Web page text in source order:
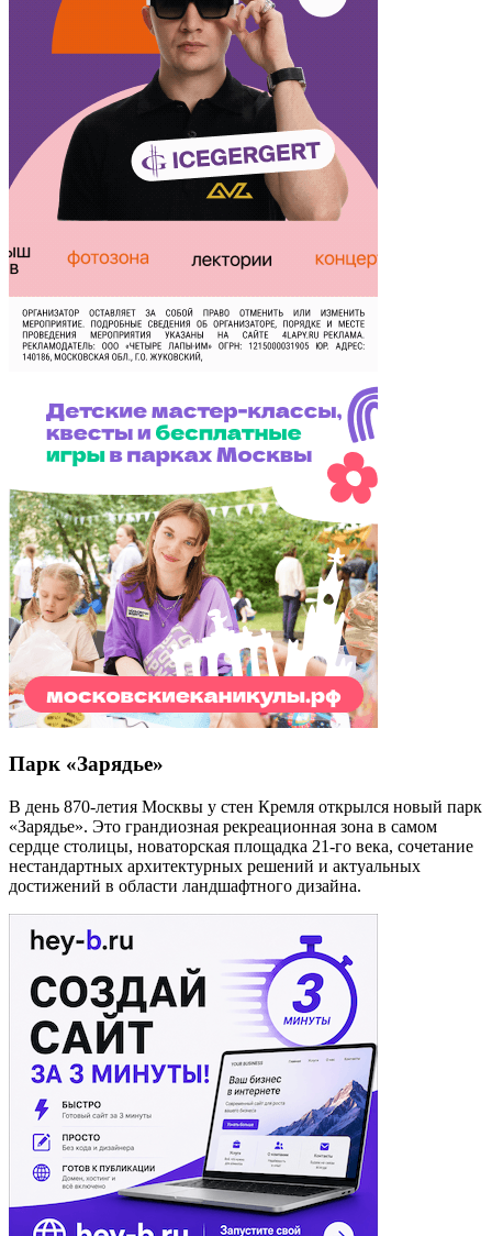
Парк «Зарядье»
В день 870-летия Москвы у стен Кремля открылся новый парк
«Зарядье». Это грандиозная рекреационная зона в самом
сердце столицы, новаторская площадка 21-го века, сочетание
нестандартных архитектурных решений и актуальных
достижений в области ландшафтного дизайна.